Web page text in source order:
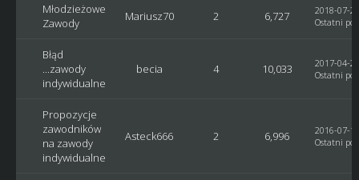
Młodzieżowe
Zawody
Mariusz70 2 6,727
2018-07-
Ostatni
Błąd
...zawody
indywidualne
becia 4 10,033
2017-04-
Ostatni
Propozycje
zawodników
na zawody
indywidualne
Asteck666 2 6,996
2016-07-
Ostatni